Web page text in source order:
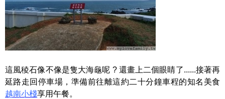
這風稜石像不像是隻大海龜呢 ? 還畫上二個眼睛了......接著再
延路走回停車場，準備前往離這約二十分鐘車程的知名美食
越南小棧享用午餐。